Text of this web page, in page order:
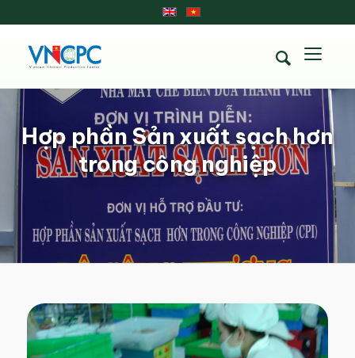
Hợp phần Sản xuất sạch hơn
trong công nghiệp